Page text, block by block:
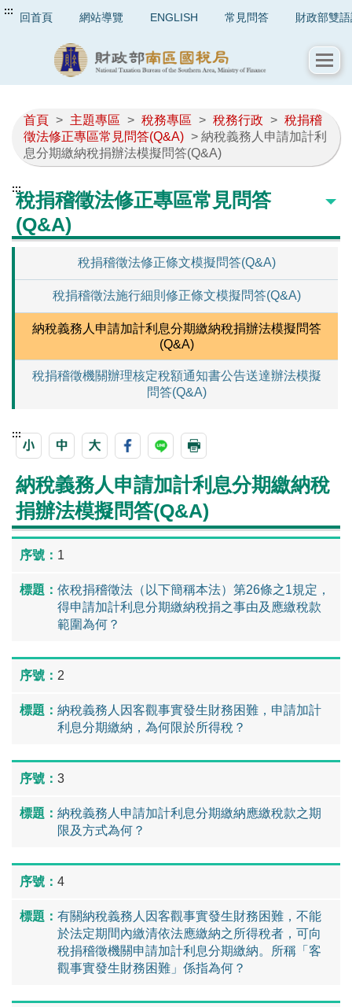
::: 回首頁 網站導覽 ENGLISH 常見問答 財政部雙
首頁 > 主題專區 > 稅務專區 > 稅務行政 > 稅捐稽
徵法修正專區常見問答(Q&A) > 納稅義務人申請加計利
息分期繳納稅捐辦法模擬問答(Q&A)
:::稅捐稽徵法修正專區常見問答
(Q&A)
稅捐稽徵法修正條文模擬問答(Q&A)
稅捐稽徵法施行細則修正條文模擬問答(Q&A)
納稅義務人申請加計利息分期繳納稅捐辦法模擬問答
(Q&A)
稅捐稽徵機關辦理核定稅額通知書公告送達辦法模擬
問答(Q&A)
:::
納稅義務人申請加計利息分期繳納稅
捐辦法模擬問答(Q&A)
1
依稅捐稽徵法（以下簡稱本法）第26條之1規定，
得申請加計利息分期繳納稅捐之事由及應繳稅款
範圍為何？
2
納稅義務人因客觀事實發生財務困難，申請加計
利息分期繳納，為何限於所得稅？
3
納稅義務人申請加計利息分期繳納應繳稅款之期
限及方式為何？
4
有關納稅義務人因客觀事實發生財務困難，不能
於法定期間內繳清依法應繳納之所得稅者，可向
稅捐稽徵機關申請加計利息分期繳納。所稱「客
觀事實發生財務困難」係指為何？